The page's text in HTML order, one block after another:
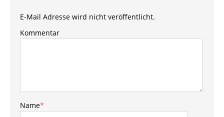
E-Mail Adresse wird nicht veröffentlicht.
Kommentar
Name*